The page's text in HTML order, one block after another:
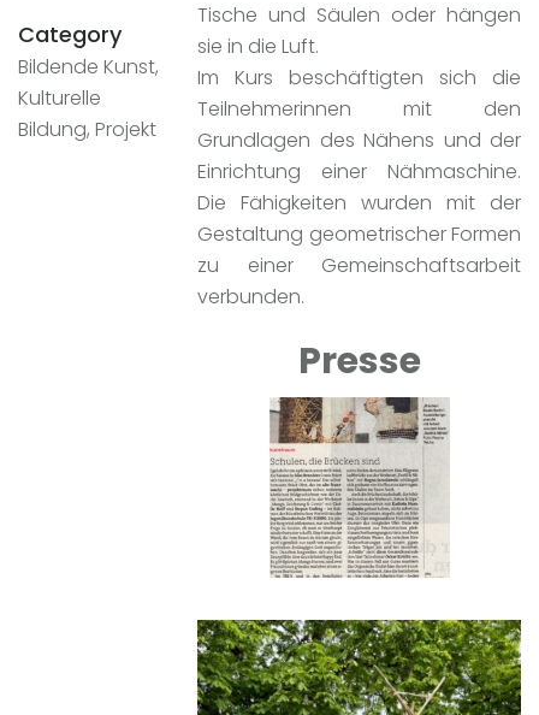
Category
Bildende Kunst,
Kulturelle
Bildung, Projekt
Tische und Säulen oder hängen
sie in die Luft.
Im Kurs beschäftigten sich die
Teilnehmerinnen mit den
Grundlagen des Nähens und der
Einrichtung einer Nähmaschine.
Die Fähigkeiten wurden mit der
Gestaltung geometrischer Formen
zu einer Gemeinschaftsarbeit
verbunden.
Presse